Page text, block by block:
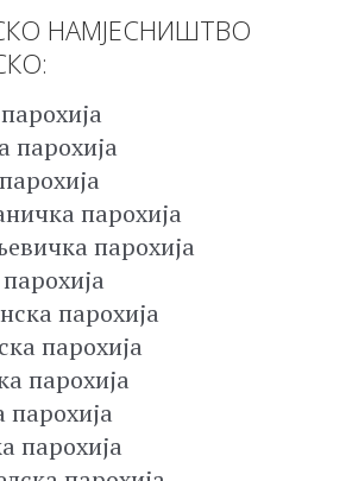
НАМЈЕСНИШТВО
парохија
парохија
парохија
парохија
парохија
парохија
парохија
парохија